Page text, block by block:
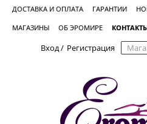
ДОСТАВКА И ОПЛАТА ГАРАНТИИ
МАГАЗИНЫ ОБ ЭРОМИРЕ
Вход/ Регистрация